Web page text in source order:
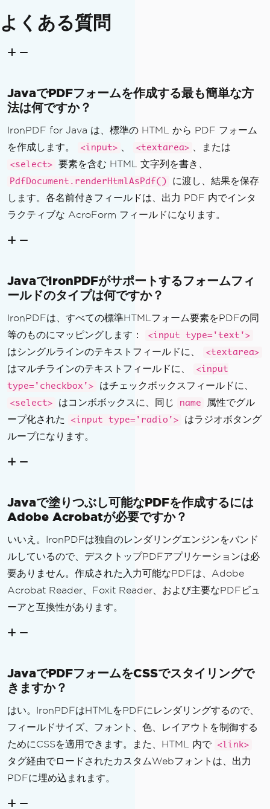
よくある質問
JavaでPDFフォームを作成する最も簡単な方
法は何ですか？
IronPDF for Java は、標準の HTML から PDF フォーム
を作成します。
<input> <textarea> 、または
<select> 要素を含む HTML 文字列を書き、
PdfDocument.renderHtmlAsPdf()
に渡し、結果を保存
します。各名前付きフィールドは、出力 PDF 内でインタ
ラクティブな AcroForm フィールドになります。
JavaでIronPDFがサポートするフォームフィ
ールドのタイプは何ですか？
IronPDFは、すべての標準HTMLフォーム要素をPDFの同
等のものにマッピングします：
<input type='text'>
はシングルラインのテキストフィールドに、 <textarea>
はマルチラインのテキストフィールドに、
<input
type='checkbox'>
はチェックボックスフィールドに、
<select> はコンボボックスに、同じ name
属性でグル
ープ化された
<input type='radio'>
はラジオボタング
ループになります。
Javaで塗りつぶし可能なPDFを作成するには
Adobe Acrobatが必要ですか？
いいえ。IronPDFは独自のレンダリングエンジンをバンド
ルしているので、デスクトップPDFアプリケーションは必
要ありません。作成された入力可能なPDFは、Adobe
Acrobat Reader、Foxit Reader、および主要なPDFビュ
ーアと互換性があります。
JavaでPDFフォームをCSSでスタイリングで
きますか？
はい。IronPDFはHTMLをPDFにレンダリングするので、
フィールドサイズ、フォント、色、レイアウトを制御する
ためにCSSを適用できます。また、HTML 内で <link>
タグ経由でロードされたカスタムWebフォントは、出力
PDFに埋め込まれます。